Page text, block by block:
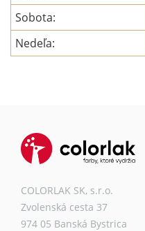
Sobota:
Nedeľa:
COLORLAK SK, s.r.o.
Zvolenská cesta 37
974 05 Banská Bystrica